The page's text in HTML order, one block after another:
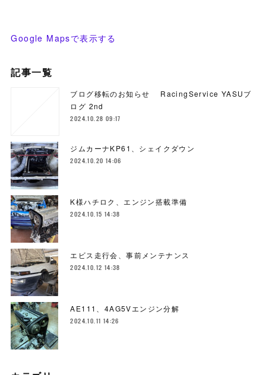
Google Mapsで表示する
記事一覧
ブログ移転のお知らせ RacingService YASUブ
ログ 2nd
2024.10.28 09:17
ジムカーナKP61、シェイクダウン
2024.10.20 14:06
K様ハチロク、エンジン搭載準備
2024.10.15 14:38
エビス走行会、事前メンテナンス
2024.10.12 14:38
AE111、4AG5Vエンジン分解
2024.10.11 14:26